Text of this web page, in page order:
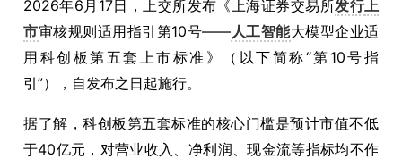
2026年6月17日，上交所发布《上海证券交易所发行上
市审核规则适用指引第10号——人工智能大模型企业适
用科创板第五套上市标准》（以下简称“第10号指
引”），自发布之日起施行。
据了解，科创板第五套标准的核心门槛是预计市值不低
于40亿元，对营业收入、净利润、现金流等指标均不作